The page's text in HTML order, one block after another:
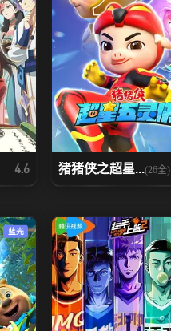
4.6 猪猪侠之超星...(26全)
蓝光